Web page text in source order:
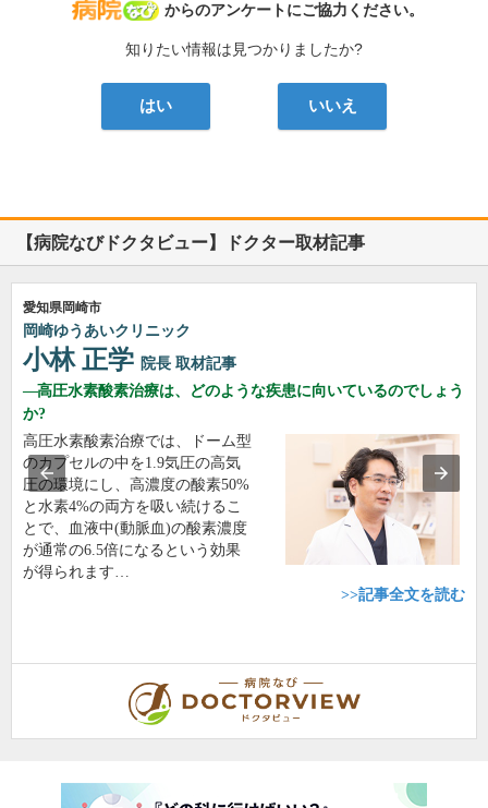
病院なび
からのアンケートにご協力ください。
知りたい情報は見つかりましたか?
はい いいえ
【病院なびドクタビュー】ドクター取材記事
愛知県岡崎市
岡崎ゆうあいクリニック
小林 正学 院長 取材記事
高圧水素酸素治療は、どのような疾患に向いているのでしょう
か?
高圧水素酸素治療では、ドーム型
のカプセルの中を1.9気圧の高気
圧の環境にし、高濃度の酸素50%
と水素4%の両方を吸い続けるこ
とで、血液中(動脈血)の酸素濃度
が通常の6.5倍になるという効果
が得られます…
>>記事全文を読む